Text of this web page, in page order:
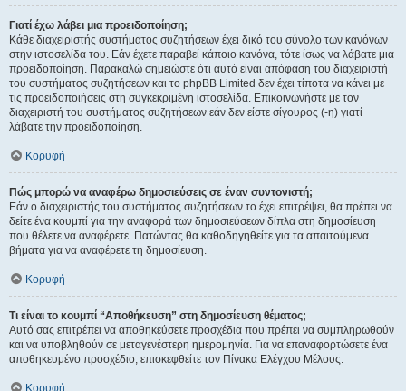
Γιατί έχω λάβει μια προειδοποίηση;
Κάθε διαχειριστής συστήματος συζητήσεων έχει δικό του σύνολο των κανόνων
στην ιστοσελίδα του. Εάν έχετε παραβεί κάποιο κανόνα, τότε ίσως να λάβατε μια
προειδοποίηση. Παρακαλώ σημειώστε ότι αυτό είναι απόφαση του διαχειριστή
του συστήματος συζητήσεων και το phpBB Limited δεν έχει τίποτα να κάνει με
τις προειδοποιήσεις στη συγκεκριμένη ιστοσελίδα. Επικοινωνήστε με τον
διαχειριστή του συστήματος συζητήσεων εάν δεν είστε σίγουρος (-η) γιατί
λάβατε την προειδοποίηση.
Κορυφή
Πώς μπορώ να αναφέρω δημοσιεύσεις σε έναν συντονιστή;
Εάν ο διαχειριστής του συστήματος συζητήσεων το έχει επιτρέψει, θα πρέπει να
δείτε ένα κουμπί για την αναφορά των δημοσιεύσεων δίπλα στη δημοσίευση
που θέλετε να αναφέρετε. Πατώντας θα καθοδηγηθείτε για τα απαιτούμενα
βήματα για να αναφέρετε τη δημοσίευση.
Κορυφή
Τι είναι το κουμπί “Αποθήκευση” στη δημοσίευση θέματος;
Αυτό σας επιτρέπει να αποθηκεύσετε προσχέδια που πρέπει να συμπληρωθούν
και να υποβληθούν σε μεταγενέστερη ημερομηνία. Για να επαναφορτώσετε ένα
αποθηκευμένο προσχέδιο, επισκεφθείτε τον Πίνακα Ελέγχου Μέλους.
Κορυφή